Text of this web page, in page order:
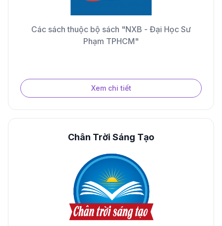
Các sách thuộc bộ sách "NXB - Đại Học Sư
Phạm TPHCM"
Xem chi tiết
Chân Trời Sáng Tạo